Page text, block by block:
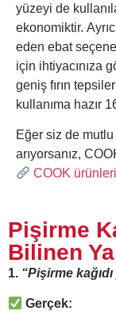
yüzeyi de
ekonomiktir.
eden ebat
için ihtiyacınıza
geniş fırın
kullanıma hazır
Eğer siz de
arıyorsanız,
COOK
Pişirme
Bilinen
1. “Pişirme
Gerçek: